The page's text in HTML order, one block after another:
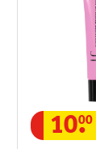
10.
00